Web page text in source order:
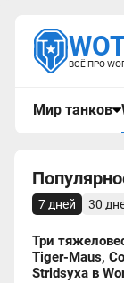
ВСЁ ПРО
Мир танков
7 дней 30
Три
Tiger-Maus,
Stridsyxa в